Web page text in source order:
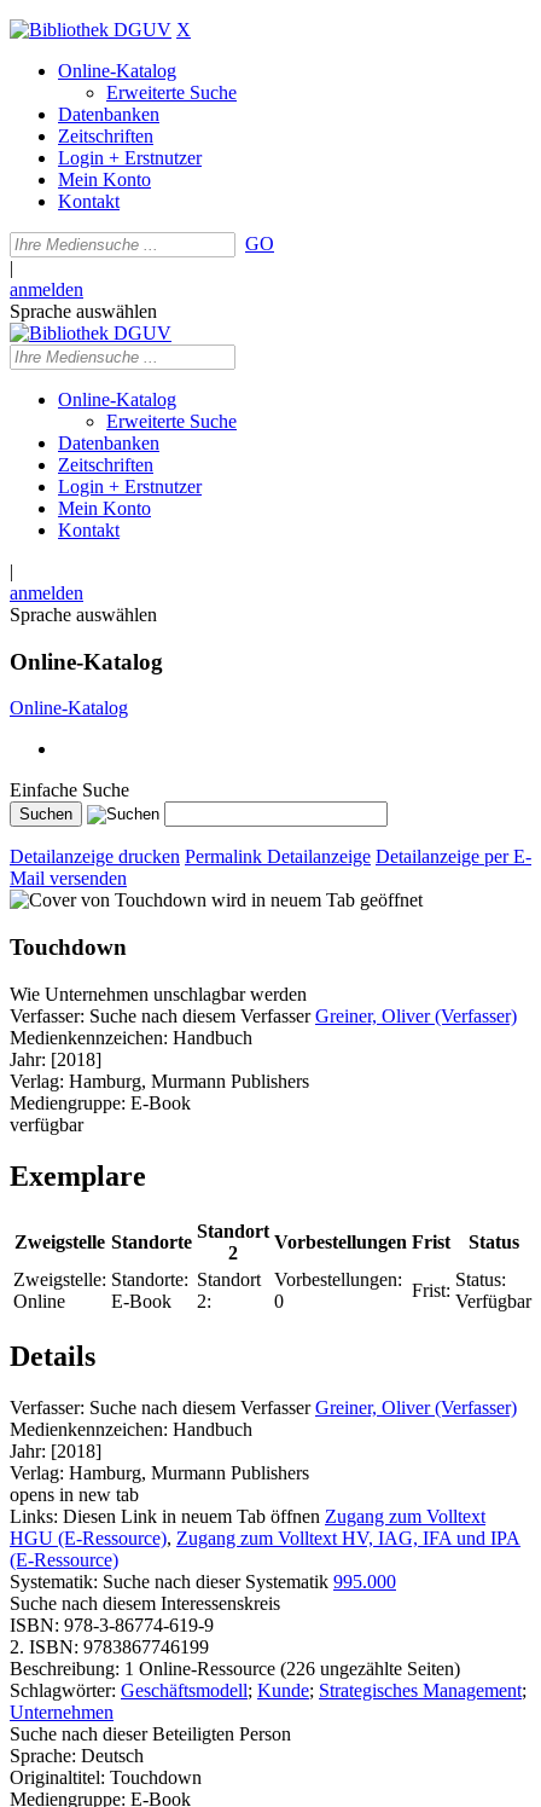
X
Online-Katalog
Erweiterte Suche
Datenbanken
Zeitschriften
Login + Erstnutzer
Mein Konto
Kontakt
GO
|
anmelden
Sprache auswählen
Online-Katalog
Erweiterte Suche
Datenbanken
Zeitschriften
Login + Erstnutzer
Mein Konto
Kontakt
|
anmelden
Sprache auswählen
Online-Katalog
Online-Katalog
Einfache Suche
Detailanzeige drucken Permalink Detailanzeige Detailanzeige per E-
Mail versenden
wird in neuem Tab geöffnet
Touchdown
Wie Unternehmen unschlagbar werden
Verfasser: Suche nach diesem Verfasser Greiner, Oliver (Verfasser)
Medienkennzeichen: Handbuch
Jahr: [2018]
Verlag: Hamburg, Murmann Publishers
Mediengruppe: E-Book
verfügbar
Exemplare
Zweigstelle Standorte
Standort
2
Vorbestellungen Frist
Status
Zweigstelle:
Online
Standorte:
E-Book
Standort
2:
Vorbestellungen:
0
Frist:
Status:
Verfügbar
Details
Verfasser: Suche nach diesem Verfasser Greiner, Oliver (Verfasser)
Medienkennzeichen: Handbuch
Jahr: [2018]
Verlag: Hamburg, Murmann Publishers
opens in new tab
Links: Diesen Link in neuem Tab öffnen Zugang zum Volltext
HGU (E-Ressource), Zugang zum Volltext HV, IAG, IFA und IPA
(E-Ressource)
Systematik: Suche nach dieser Systematik 995.000
Suche nach diesem Interessenskreis
ISBN: 978-3-86774-619-9
2. ISBN: 9783867746199
Beschreibung: 1 Online-Ressource (226 ungezählte Seiten)
Schlagwörter: Geschäftsmodell; Kunde; Strategisches Management;
Unternehmen
Suche nach dieser Beteiligten Person
Sprache: Deutsch
Originaltitel: Touchdown
Mediengruppe: E-Book